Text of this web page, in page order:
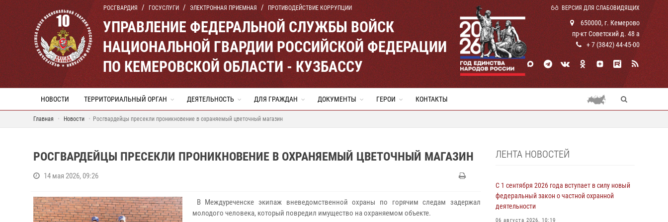
РОСГВАРДИЯ ГОСУСЛУГИ ЭЛЕКТРОННАЯ ПРИЕМНАЯ ПРОТИВОДЕЙСТВИЕ КОРРУПЦИИ ВЕРСИЯ ДЛЯ СЛАБОВИДЯЩИХ
УПРАВЛЕНИЕ ФЕДЕРАЛЬНОЙ СЛУЖБЫ ВОЙСК
НАЦИОНАЛЬНОЙ ГВАРДИИ РОССИЙСКОЙ ФЕДЕРАЦИИ
ПО КЕМЕРОВСКОЙ ОБЛАСТИ - КУЗБАССУ
650000, г. Кемерово
пр-кт Советский д. 48 а
+ 7 (3842) 44-45-00
НОВОСТИ ТЕРРИТОРИАЛЬНЫЙ ОРГАН ДЕЯТЕЛЬНОСТЬ ДЛЯ ГРАЖДАН ДОКУМЕНТЫ ГЕРОИ КОНТАКТЫ
Главная Новости Росгвардейцы пресекли проникновение в охраняемый цветочный магазин
РОСГВАРДЕЙЦЫ ПРЕСЕКЛИ ПРОНИКНОВЕНИЕ В ОХРАНЯЕМЫЙ ЦВЕТОЧНЫЙ МАГАЗИН
14 мая 2026, 09:26
В Междуреченске экипаж вневедомственной охраны по горячим следам задержал
молодого человека, который повредил имущество на охраняемом объекте.
ЛЕНТА НОВОСТЕЙ
С 1 сентября 2026 года вступает в силу новый
федеральный закон о частной охранной
деятельности
06 августа 2026, 10:19